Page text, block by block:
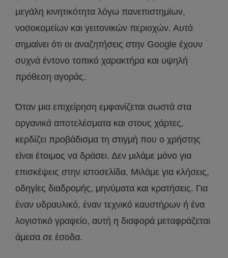
μεγάλη κινητικότητα λόγω πανεπιστημίων,
νοσοκομείων και γειτονικών περιοχών. Αυτό
σημαίνει ότι οι αναζητήσεις στην Google έχουν
συχνά έντονο τοπικό χαρακτήρα και υψηλή
πρόθεση αγοράς.
Όταν μια επιχείρηση εμφανίζεται σωστά στα
οργανικά αποτελέσματα και στους χάρτες,
κερδίζει προβάδισμα τη στιγμή που ο χρήστης
είναι έτοιμος να δράσει. Δεν μιλάμε μόνο για
επισκέψεις στην ιστοσελίδα. Μιλάμε για κλήσεις,
οδηγίες διαδρομής, μηνύματα και κρατήσεις. Για
έναν υδραυλικό, έναν τεχνικό καυστήρων ή ένα
λογιστικό γραφείο, αυτή η διαφορά μεταφράζεται
άμεσα σε έσοδα.